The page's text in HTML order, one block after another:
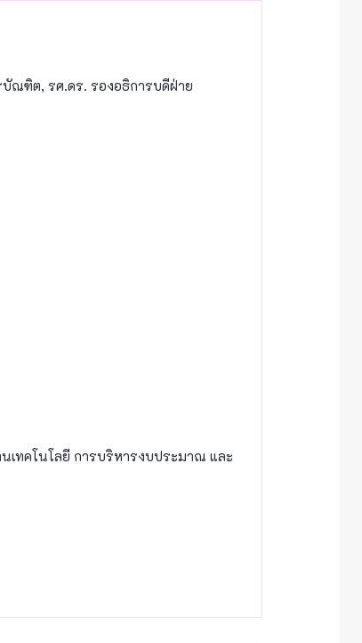
ณฑิต, รศ.ดร. รองอธิการบดีฝ่าย
เทคโนโลยี การบริหารงบประมาณ และ